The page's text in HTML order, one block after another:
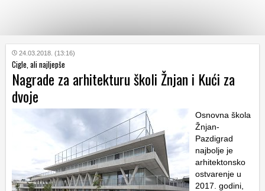
KATEGORIJE
HRVATSKI
WEB
24.03.2018. (13:16)
Cigle, ali najljepše
Nagrade za arhitekturu školi Žnjan i Kući za
dvoje
Osnovna škola
Žnjan-
Pazdigrad
najbolje je
arhitektonsko
ostvarenje u
2017. godini,